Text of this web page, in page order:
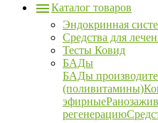
Каталог товаров
Эндокринная
Средства для
Тесты Ковид
БАДы
БАДы
(поливитамины)
эфирные
регенерацию